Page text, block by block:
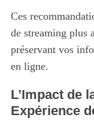
Ces
de streaming plus
préservant vos
en ligne.
L’Impact de
Expérience